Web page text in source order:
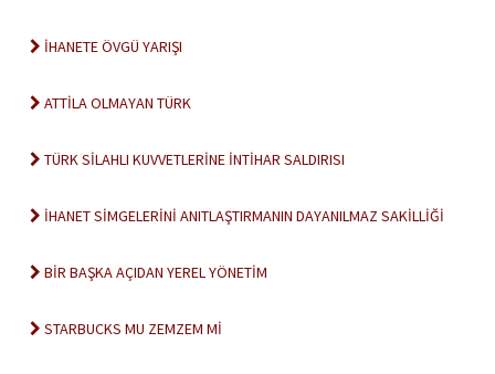
İHANETE ÖVGÜ YARIŞI
ATTİLA OLMAYAN TÜRK
TÜRK SİLAHLI KUVVETLERİNE İNTİHAR SALDIRISI
İHANET SİMGELERİNİ ANITLAŞTIRMANIN DAYANILMAZ SAKİLLİĞİ
BİR BAŞKA AÇIDAN YEREL YÖNETİM
STARBUCKS MU ZEMZEM Mİ